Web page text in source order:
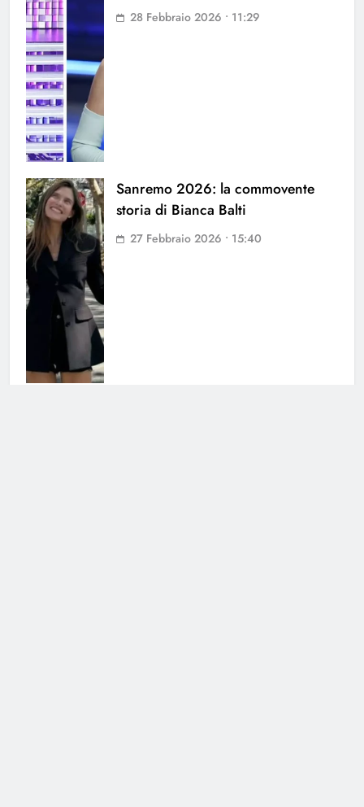
28 Febbraio 2026 • 11:29
Sanremo 2026: la commovente
storia di Bianca Balti
27 Febbraio 2026 • 15:40